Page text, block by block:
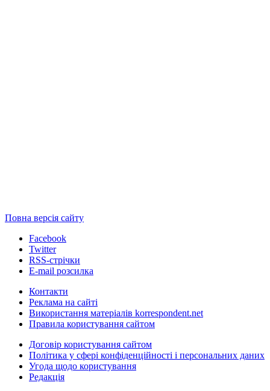
Повна версія сайту
Facebook
Twitter
RSS-стрічки
E-mail розсилка
Контакти
Реклама на сайті
Використання матеріалів korrespondent.net
Правила користування сайтом
Договір користування сайтом
Політика у сфері конфіденційності і персональних даних
Угода щодо користування
Редакція